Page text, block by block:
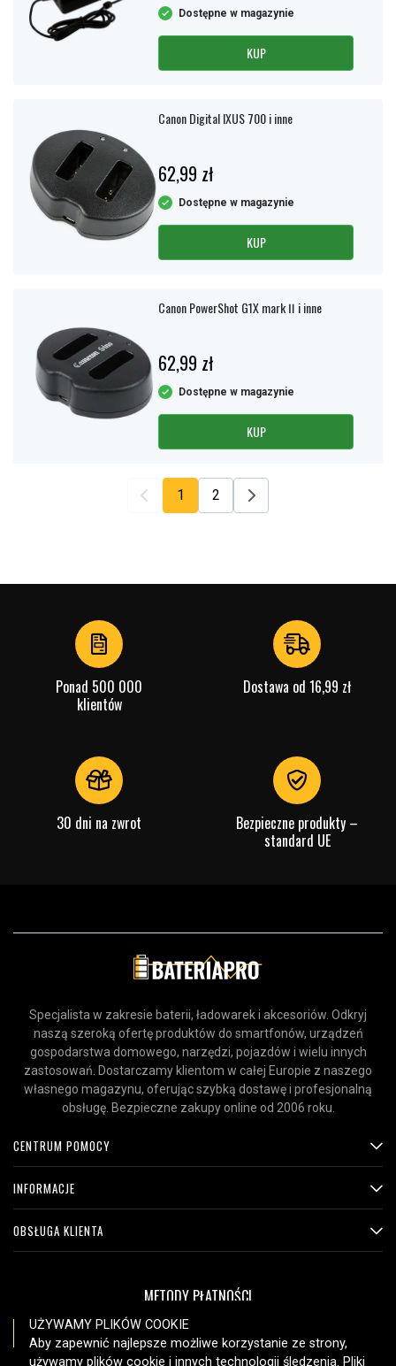
Dostępne w magazynie
KUP
Canon Digital IXUS 700 i inne
62,99 zł
Dostępne w magazynie
KUP
Canon PowerShot G1X mark Ⅱ i inne
62,99 zł
Dostępne w magazynie
KUP
1 2
Ponad 500 000
klientów
Dostawa od 16,99 zł
30 dni na zwrot
Bezpieczne produkty –
standard UE
Specjalista w zakresie baterii, ładowarek i akcesoriów. Odkryj
naszą szeroką ofertę produktów do smartfonów, urządzeń
gospodarstwa domowego, narzędzi, pojazdów i wielu innych
zastosowań. Dostarczamy klientom w całej Europie z naszego
własnego magazynu, oferując szybką dostawę i profesjonalną
obsługę. Bezpieczne zakupy online od 2006 roku.
CENTRUM POMOCY
INFORMACJE
OBSŁUGA KLIENTA
METODY PŁATNOŚCI
UŻYWAMY PLIKÓW COOKIE
Aby zapewnić najlepsze możliwe korzystanie ze strony,
używamy plików cookie i innych technologii śledzenia. Pliki